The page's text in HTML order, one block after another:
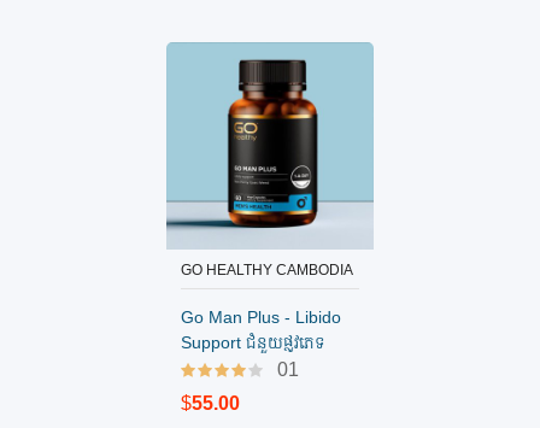
បញ្ជាទិញ
GO HEALTHY CAMBODIA
Go Man Plus - Libido
Support ជំនួយផ្លូវភេទ
បុរស​ (60គ្រាប់)01
$55.00